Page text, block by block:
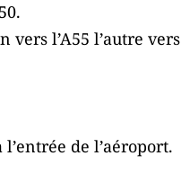
l’A55 l’autre vers
de l’aéroport.